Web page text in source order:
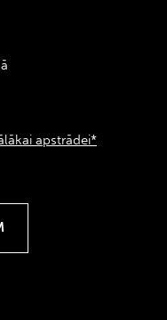
apstrādei*